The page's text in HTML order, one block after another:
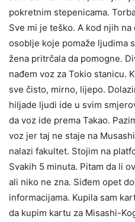
pokretnim stepenicama.
Sve mi je teško. A kod njih
osoblje koje pomaže ljudima
žena pritrčala da pomogne.
nađem voz za Tokio stanicu.
sve čisto, mirno, lijepo.
hiljade ljudi ide u svim
da voz ide prema Takao.
voz jer taj ne staje na
nalazi fakultet. Stojim na
Svakih 5 minuta. Pitam da li
ali niko ne zna. Siđem opet
informacijama. Kupila sam
da kupim kartu za Misashi-